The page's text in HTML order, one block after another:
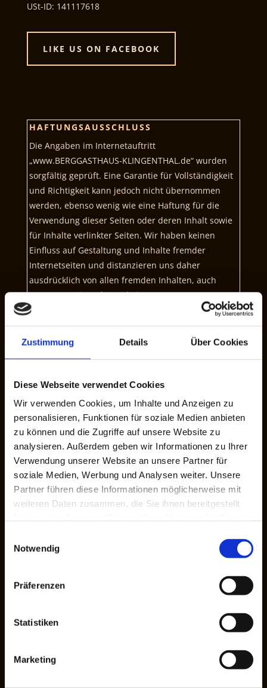
Zustimmung Details Über Cookies
Diese Webseite verwendet Cookies
Wir verwenden Cookies, um Inhalte und Anzeigen zu
personalisieren, Funktionen für soziale Medien anbieten
zu können und die Zugriffe auf unsere Website zu
analysieren. Außerdem geben wir Informationen zu Ihrer
Verwendung unserer Website an unsere Partner für
soziale Medien, Werbung und Analysen weiter. Unsere
Partner führen diese Informationen möglicherweise mit
weiteren Daten zusammen, die Sie ihnen bereitgestellt
Notwendig
Präferenzen
Statistiken
Marketing
USt-ID: 141117618
LIKE US ON FACEBOOK
HAFTUNGSAUSSCHLUSS
Die Angaben im Internetauftritt
„www.BERGGASTHAUS-KLINGENTHAL.de“ wurden
sorgfältig geprüft. Eine Garantie für Vollständigkeit
und Richtigkeit kann jedoch nicht übernommen
werden, ebenso wenig wie eine Haftung für die
Verwendung dieser Seiten oder deren Inhalt sowie
für Inhalte verlinkter Seiten. Wir haben keinen
Einfluss auf Gestaltung und Inhalte fremder
Internetseiten und distanzieren uns daher
ausdrücklich von allen fremden Inhalten, auch
wenn von Seiten der Website
„www.BERGGASTHAUS-KLINGENTHAL.de“ auf diese
externen Seiten ein Link gesetzt wurde. Der
Inhaber der Domäne (www.BERGGASTHAUS-
Informationen oder Daten entstehen, die auf dieser
Website zu finden sind. Rechte und Pflichten
zwischen dem Inhaber der Domäne
(www.BERGGASTHAUS-KLINGENTHAL.de) und dem
Nutzer der Website oder Dritten bestehen nicht.
Die Inhalte der Domäne (www.BERGGASTHAUS-
KLINGENTHAL.de) Seiten sind urheberrechtlich
geschützt. Die Inhalte dürfen weder ganz noch
teilweise ohne vorherige schriftliche Genehmigung
der Redaktion (oder/und Fremdautoren)
Informationssystem gespeichert werden. Sämtliche
sämtliches mit der Website (www.BERGGASTHAUS-
ausschließlich deutschem Recht, unter Ausschluß
ausschließlicher Gerichtsstand ist Klingenthal
(Deutschland).